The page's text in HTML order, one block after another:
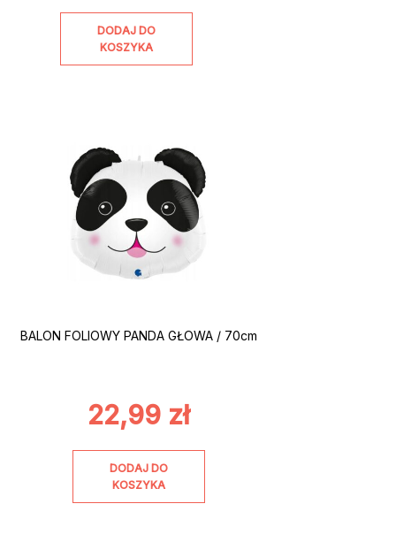
DODAJ DO
KOSZYKA
BALON FOLIOWY PANDA GŁOWA / 70cm
22,99 zł
DODAJ DO
KOSZYKA